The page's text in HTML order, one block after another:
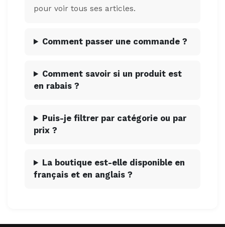
pour voir tous ses articles.
Comment passer une commande ?
Comment savoir si un produit est
en rabais ?
Puis-je filtrer par catégorie ou par
prix ?
La boutique est-elle disponible en
français et en anglais ?